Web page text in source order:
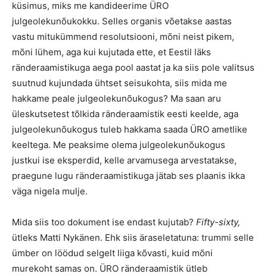
küsimus, miks me kandideerime ÜRO
julgeolekunõukokku. Selles organis võetakse aastas
vastu mitukümmend resolutsiooni, mõni neist pikem,
mõni lühem, aga kui kujutada ette, et Eestil läks
ränderaamistikuga aega pool aastat ja ka siis pole valitsus
suutnud kujundada ühtset seisukohta, siis mida me
hakkame peale julgeolekunõukogus? Ma saan aru
üleskutsetest tõlkida ränderaamistik eesti keelde, aga
julgeolekunõukogus tuleb hakkama saada ÜRO ametlike
keeltega. Me peaksime olema julgeolekunõukogus
justkui ise eksperdid, kelle arvamusega arvestatakse,
praegune lugu ränderaamistikuga jätab ses plaanis ikka
väga nigela mulje.
Mida siis too dokument ise endast kujutab? Fifty-sixty,
ütleks Matti Nykänen. Ehk siis äraseletatuna: trummi selle
ümber on löödud selgelt liiga kõvasti, kuid mõni
murekoht samas on. ÜRO ränderaamistik ütleb